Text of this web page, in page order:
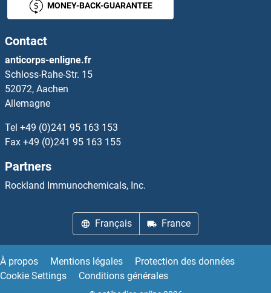
SRI Protéines
SRMS Protéines
SRP14 Protéines
SRP19 Protéines
SRP54 Protéines
SRP68 Protéines
SRPK2 Protéines
SRPRB Protéines
MONEY-BACK-GUARANTEE
Contact
anticorps-enligne.fr
Schloss-Rahe-Str. 15
52072, Aachen
Allemagne
Tel +49 (0)241 95 163 153
Fax +49 (0)241 95 163 155
Partners
Rockland Immunochemicals, Inc.
Français France
À propos Mentions légales
Protection des données
Cookie Settings
Conditions générales